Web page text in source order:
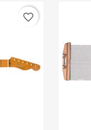
favorite_border